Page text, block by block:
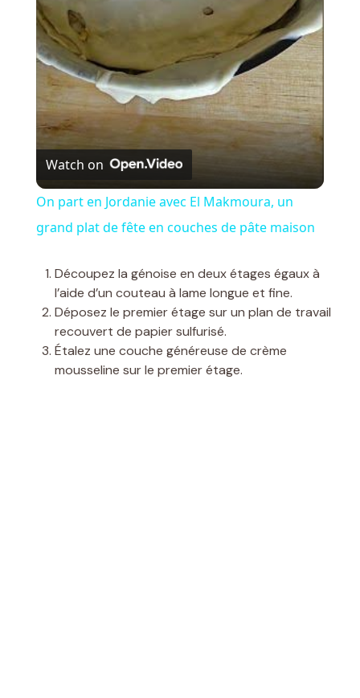
a
y
V
i
e
o
Watch on
On part en Jordanie avec El Makmoura, un
grand plat de fête en couches de pâte maison
Découpez la génoise en deux étages égaux à
l’aide d’un couteau à lame longue et fine.
Déposez le premier étage sur un plan de travail
recouvert de papier sulfurisé.
Étalez une couche généreuse de crème
mousseline sur le premier étage.